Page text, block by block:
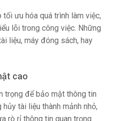
ưu hóa quá trình làm việc,
lỗi trong công việc. Những
liệu, máy đóng sách, hay
cao
trọng để bảo mật thông tin
tài liệu thành mảnh nhỏ,
rò rỉ thông tin quan trọng.